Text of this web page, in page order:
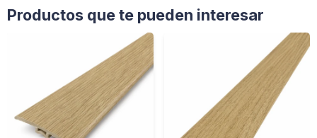
Productos que te pueden interesar